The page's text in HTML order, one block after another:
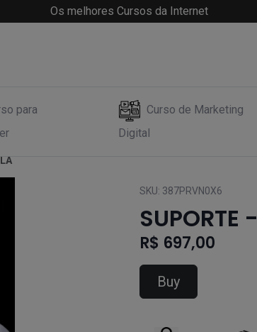
Os melhores Cursos da Internet
para
Curso de Marketing
Digital
SKU: 387PRVN0X6
SUPORTE
R$ 697,00
Buy